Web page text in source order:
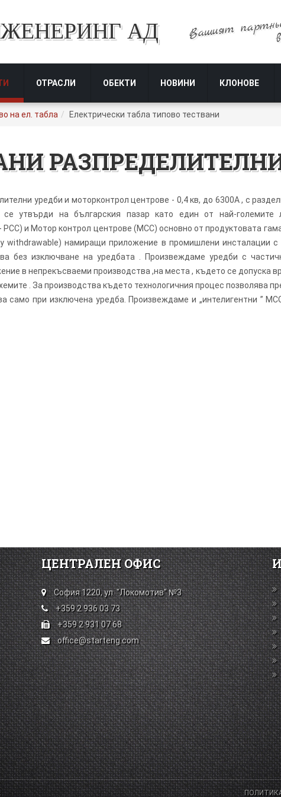
АД Вашият
ОТРАСЛИ ОБЕКТИ НОВИНИ КЛОНОВЕ
на ел. табла Електрически табла типово тествани
уредби и моторконтрол центрове - 0,4 кв, до 6300А , с
утвърди на българския пазар като един от най-големите
и Мотор контрол центрове (МСС) основно от продуктовата
намиращи приложение в промишлени инсталации с
без изключване на уредбата . Произвеждаме уредби с
в непрекъсваеми производства ,на места , където се допуска
. За производства където технологичния процес позволява
само при изключена уредба. Произвеждаме и „интелигентни ”
ЦЕНТРАЛЕН ОФИС
София 1220, ул. "Локомотив" №3
+359 2 936 03 73
+359 2 931 07 68
office@starteng.com